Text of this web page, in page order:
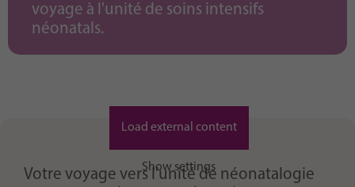
voyage à l'unité de soins intensifs
néonatals.
Load external content
Show settings
Votre voyage vers l’unité de néonatalogie